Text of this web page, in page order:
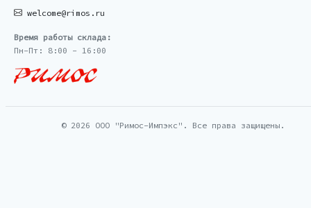
welcome@rimos.ru
Время работы склада:
Пн-Пт: 8:00 - 16:00
© 2026 ООО "Римос-Импэкс". Все права защищены.